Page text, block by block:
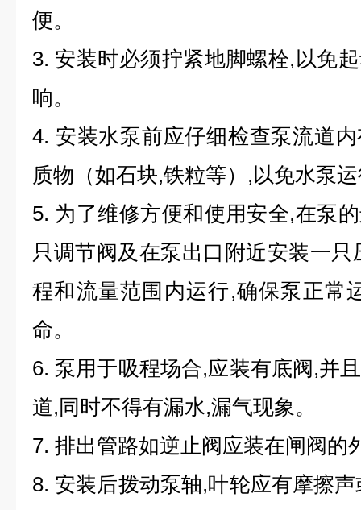
便。
3. 安装时必须拧紧地脚螺栓,以免
响。
4. 安装水泵前应仔细检查泵流道
质物（如石块,铁粒等）,以免水泵
5. 为了维修方便和使用安全,在泵
只调节阀及在泵出口附近安装一
程和流量范围内运行,确保泵正常
命。
6. 泵用于吸程场合,应装有底阀,并
道,同时不得有漏水,漏气现象。
7. 排出管路如逆止阀应装在闸阀的
8. 安装后拨动泵轴,叶轮应有摩擦